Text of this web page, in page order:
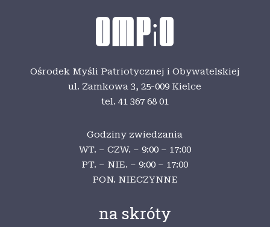
Ośrodek Myśli Patriotycznej i Obywatelskiej
ul. Zamkowa 3,25-009 Kielce
tel. 41 367 68 01
Godziny zwiedzania
WT. – CZW. – 9:00 – 17:00
PT. – NIE. – 9:00 – 17:00
PON. NIECZYNNE
na skróty